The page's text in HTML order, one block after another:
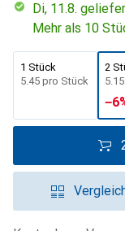
Di, 11.8.
Mehr als 10
1 Stück
CHF
5.45 pro Stück
2
CHF
5.15
−6